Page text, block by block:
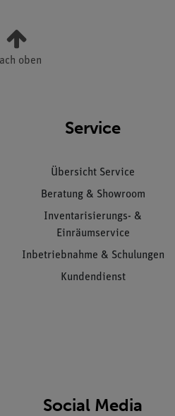
oben
Service
Übersicht Service
Beratung & Showroom
Inventarisierungs- &
Einräumservice
Inbetriebnahme & Schulungen
Kundendienst
Social Media